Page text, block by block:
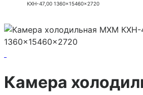
КХН-47,00 1360×15460×2720
Камера